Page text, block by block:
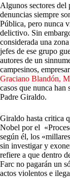
Algunos sectores del
denuncias siempre
Pública, pero nunca
delictivo. Sin
considerada una
jefes de ese grupo
autores de un
campesinos,
Graciano Blandón,
casos que nunca
Padre Giraldo.
Giraldo hasta critica
Nobel por el
según él, los
sin investigar y
refiere a que dentro
Farc no pagarán un
actos violentos e